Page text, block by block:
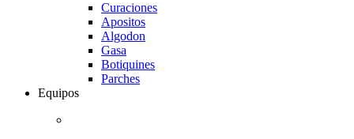
Curaciones
Apositos
Algodon
Gasa
Botiquines
Parches
Equipos